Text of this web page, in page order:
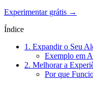
Experimentar grátis →
Índice
1. Expandir o Seu
Exemplo em
2. Melhorar a
Por que